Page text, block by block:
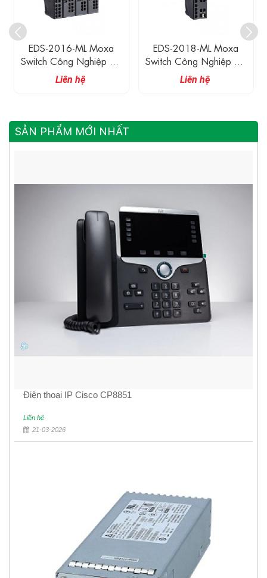
EDS-2016-ML Moxa
Switch Công Nghiệp 16
Cổng 10/100M
Liên hệ
EDS-2018-ML Moxa
Switch Công Nghiệp 16
Cổng 10/100M
Liên hệ
SẢN PHẨM MỚI NHẤT
Điện thoại IP Cisco CP8851
Liên hệ
21-03-2026